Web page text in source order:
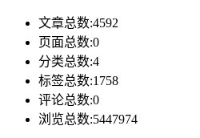
文章总数:4592
页面总数:0
分类总数:4
标签总数:1758
评论总数:0
浏览总数:5447974